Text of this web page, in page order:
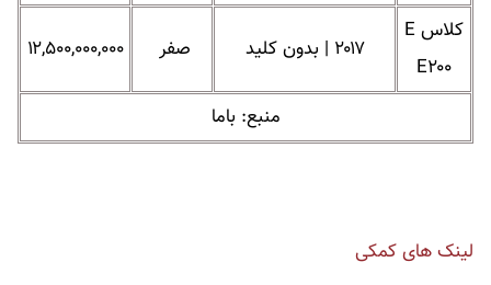
کلاس E
E۲۰۰
۲۰۱۷ | بدون کلید صفر ۱۲,۵۰۰,۰۰۰,۰۰۰
منبع: باما
لینک های کمکی